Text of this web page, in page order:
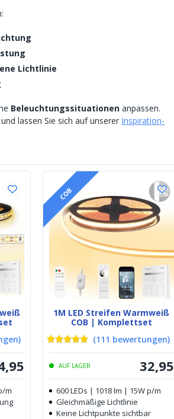
Lichtlinie
Beleuchtungssituationen anpassen.
lassen Sie sich auf unserer Inspiration-
)
,95
m
COB
1M LED Streifen Warmweiß
COB | Komplettset
(111 bewertungen)
AUF LAGER 32,95
600 LEDs | 1018 lm | 15W p/m
Gleichmäßige Lichtlinie
Keine Lichtpunkte sichtbar